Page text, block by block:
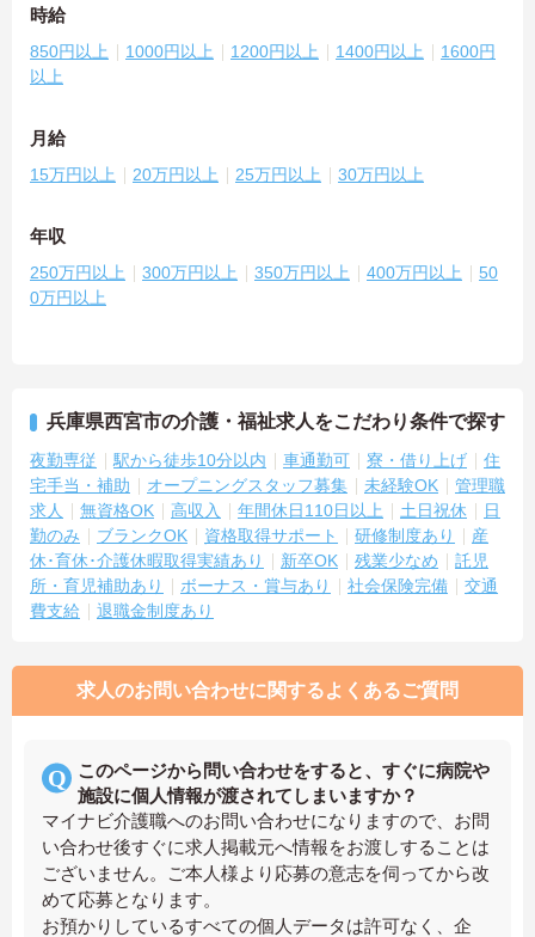
時給
850円以上 1000円以上 1200円以上 1400円以上
1600円
以上
月給
15万円以上 20万円以上 25万円以上 30万円以上
年収
250万円以上 300万円以上 350万円以上 400万円以上
50
0万円以上
兵庫県西宮市の介護・福祉求人をこだわり条件で探す
夜勤専従 駅から徒歩10分以内 車通勤可 寮・借り上げ
住
宅手当・補助
オープニングスタッフ募集 未経験OK
管理職
求人
無資格OK 高収入 年間休日110日以上 土日祝休
日
勤のみ
ブランクOK 資格取得サポート 研修制度あり
産
休･育休･介護休暇取得実績あり
新卒OK 残業少なめ
託児
所・育児補助あり
ボーナス・賞与あり 社会保険完備
交通
費支給
退職金制度あり
求人のお問い合わせに関するよくあるご質問
このページから問い合わせをすると、すぐに病院や
施設に個人情報が渡されてしまいますか？
マイナビ介護職へのお問い合わせになりますので、お問
い合わせ後すぐに求人掲載元へ情報をお渡しすることは
ございません。ご本人様より応募の意志を伺ってから改
めて応募となります。
お預かりしているすべての個人データは許可なく、企